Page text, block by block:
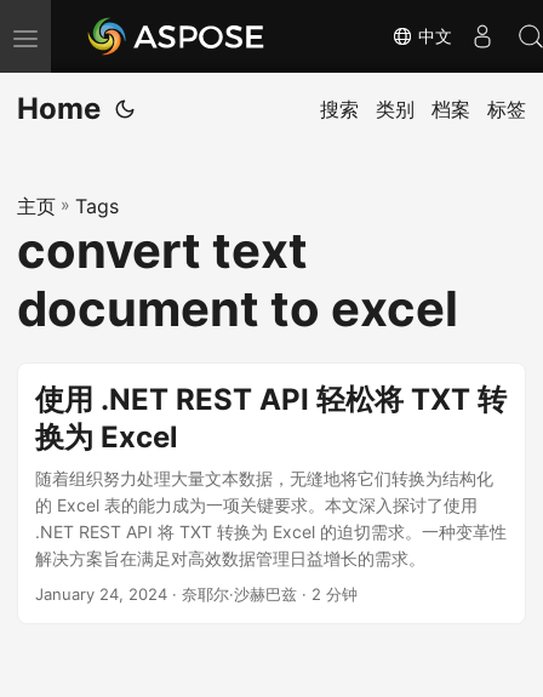
切
换
导
中文
Home 搜索 类别 档案 标签
主页 » Tags
convert text
document to excel
使用 .NET REST API 轻松将 TXT 转
换为 Excel
随着组织努力处理大量文本数据，无缝地将它们转换为结构化
的 Excel 表的能力成为一项关键要求。本文深入探讨了使用
.NET REST API 将 TXT 转换为 Excel 的迫切需求。一种变革性
解决方案旨在满足对高效数据管理日益增长的需求。
January 24, 2024 · 奈耶尔·沙赫巴兹 · 2 分钟